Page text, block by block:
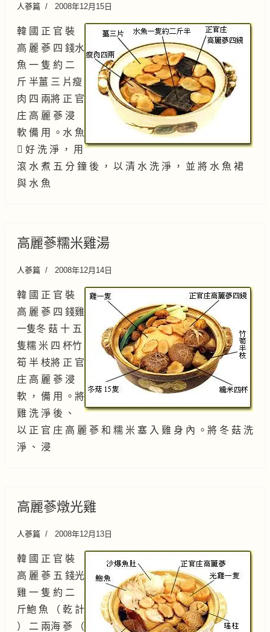
人蔘篇 2008年12月15日
韓 國 正 官 裝
高 麗 蔘 四 錢水
魚 一 隻 約 二
斤 半薑 三 片瘦
肉 四 兩將 正 官
庄 高 麗 蔘 浸
軟 備 用 。水 魚
 好 洗 淨 ， 用
滾 水 煮 五 分 鐘 後 ， 以 清 水 洗 淨 ， 並 將 水 魚 裙
與 水 魚
高麗蔘糯米雞湯
人蔘篇 2008年12月14日
韓 國 正 官 裝
高 麗 蔘 四 錢雞
一隻冬 菇 十 五
隻糯 米 四 杯竹
筍 半 枝將 正 官
庄 高 麗 蔘 浸
軟 ， 備 用 。將
雞 洗 淨 後 、
以 正 官 庄 高 麗 蔘 和 糯 米 塞 入 雞 身 內 。將 冬 菇 洗
淨 、 浸
高麗蔘燉光雞
人蔘篇 2008年12月13日
韓 國 正 官 裝
高 麗 蔘 五 錢光
雞 一 隻 約 二
斤鮑 魚 （ 乾 計
） 二 兩海 蔘 （